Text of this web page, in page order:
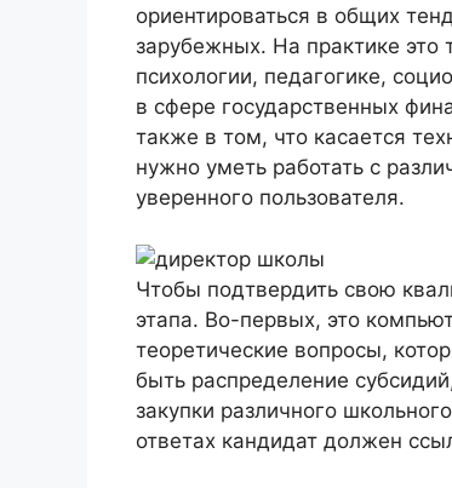
ориентироваться в общих
зарубежных. На практике это
психологии, педагогике,
в сфере государственных
также в том, что касается
нужно уметь работать с
уверенного пользователя.
Чтобы подтвердить свою
этапа. Во-первых, это
теоретические вопросы,
быть распределение
закупки различного
ответах кандидат должен